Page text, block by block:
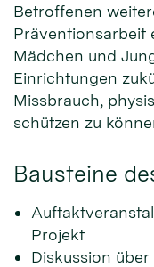
Betroffenen
Präventionsarbeit
Mädchen und
Einrichtungen
Missbrauch,
schützen zu
Bausteine
Projekt
Diskussion